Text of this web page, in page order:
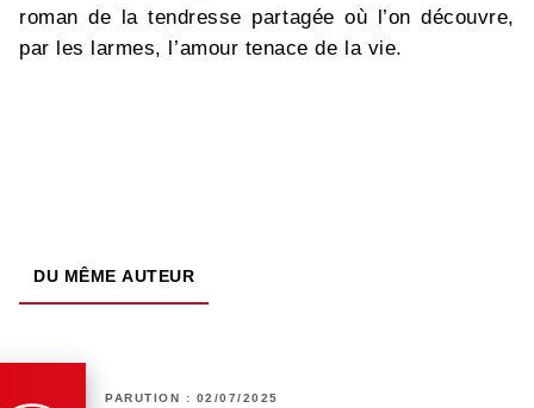
roman de la tendresse partagée où l’on découvre,
par les larmes, l’amour tenace de la vie.
DU MÊME AUTEUR
PARUTION : 02/07/2025